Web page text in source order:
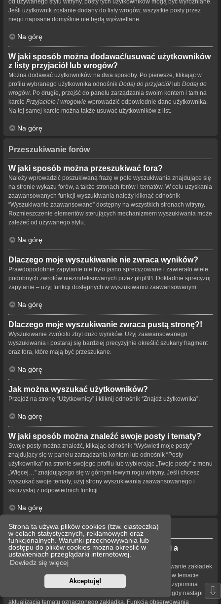
Strona ta używa plików cookies (tzw. ciasteczka)
w celach statystycznych, reklamowych oraz
funkcjonalnych. Warunki przechowywania lub
dostępu do plików cookies można określić w
ustawieniach przeglądarki internetowej.
Dowiedz się więcej
Akceptuję!
Jeśli użytkownik zostanie dodany do listy wrogów, wszystkie posty przez
niego napisane domyślnie nie będą wyświetlane.
Na górę
W jaki sposób można dodawać/usuwać użytkowników
z listy przyjaciół lub wrogów?
Można dodawać użytkowników na dwa sposoby. Po pierwsze, klikając w
profilu wybranego użytkownika odnośnik Dodaj do przyjaciół lub Dodaj do
wrogów . Po drugie, przejść do panelu zarządzania swoim kontem i tam na
karcie Przyjaciele i wrogowie wprowadzić odpowiednie dane użytkownika.
Na tej samej karcie można także usuwać użytkowników z list.
Na górę
Przeszukiwanie forów
W jaki sposób można przeszukiwać fora?
Należy wprowadzić poszukiwaną frazę w pole wyszukiwania znajdujące się
na stronie wykazu forów, a także stronach forów i tematów. W celu uzyskania
zaawansowanych funkcji wyszukiwania należy kliknąć odnośnik
“Wyszukiwanie zaawansowane” dostępny na wszystkich stronach witryny.
Rozmieszczenie elementów sterujących mechanizmem wyszukiwania może
zależeć od używanego stylu.
Na górę
Dlaczego moje wyszukiwanie nie zwraca wyników?
Prawdopodobnie zapytanie nie było jasno sprecyzowane i zawierało wiele
podobnych zwrotów niezindeksowanych przez phpBB. Dokładnie sprecyzuj
zapytanie – użyj funkcji dostępnych w wyszukiwaniu zaawansowanym.
Na górę
Dlaczego moje wyszukiwanie zwraca pustą stronę?!
Wyszukiwanie zwróciło zbyt dużo wyników. Użyj zaawansowanego
wyszukiwania i postaraj się bardziej precyzyjnie określić szukany fragment
oraz fora, które mają być przeszukane.
Na górę
Jak można wyszukać użytkowników?
Przejdź na stronę “Użytkownicy” i kliknij odnośnik “Znajdź użytkownika”.
Na górę
W jaki sposób można znaleźć swoje posty i tematy?
Swoje posty można znaleźć, klikając odnośnik “Wyświetl moje posty”
znajdujący się w panelu zarządzania kontem lub odnośnik “Posty
użytkownika” na stronie swojego profilu lub wybierając „Twoje posty” z menu
„Więcej…” znajdującego się w górnym lewym rogu witryny. Jeśli chcesz
wyszukać swoje tematy, użyj strony wyszukiwania zaawansowanego i
skorzystaj z odpowiednich funkcji.
Na górę
Obserwowanie tematów i zakładki
Jaka jest różnica między dodaniem zakładki a
obserwowaniem?
Dodawanie zakładek w phpBB 3.0 działa podobnie jak dodawanie zakładek
w przeglądarce. Użytkownik nie dostaje powiadomienia, gdy w temacie
pojawia się nowa treść. W phpBB 3.1 dodawanie zakładek przypomina
obserwowanie tematu. Użytkownik może być powiadamiany, gdy nastąpi
aktualizacja tematu oznaczonego zakładką. Funkcja obserwowania
⇩